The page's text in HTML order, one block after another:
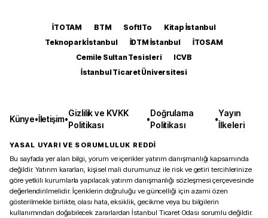
İTOTAM BTM SoftITo
Kitap İstanbul
Teknopark İstanbul
İDTM İstanbul
İTOSAM
Cemile Sultan Tesisleri
ICVB
İstanbul Ticaret Üniversitesi
Künye•İletişim•
Gizlilik ve KVKK
Politikası
•
Doğrulama
Politikası
•
Yayın
İlkeleri
YASAL UYARI VE SORUMLULUK REDDİ
Bu sayfada yer alan bilgi, yorum ve içerikler yatırım danışmanlığı kapsamında
değildir. Yatırım kararları, kişisel mali durumunuz ile risk ve getiri tercihlerinize
göre yetkili kurumlarla yapılacak yatırım danışmanlığı sözleşmesi çerçevesinde
değerlendirilmelidir. İçeriklerin doğruluğu ve güncelliği için azami özen
gösterilmekle birlikte, olası hata, eksiklik, gecikme veya bu bilgilerin
kullanımından doğabilecek zararlardan İstanbul Ticaret Odası sorumlu değildir.